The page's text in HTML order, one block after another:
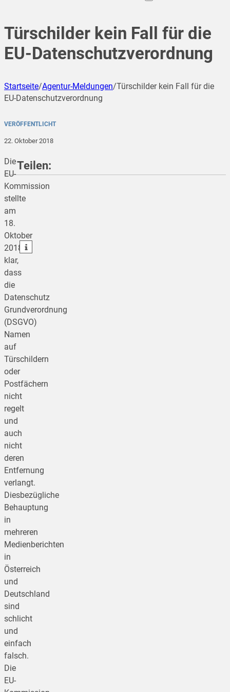
Türschilder kein Fall für die
EU-Datenschutzverordnung
Startseite/Agentur-Meldungen/Türschilder kein Fall für die
EU-Datenschutzverordnung
VERÖFFENTLICHT
22. Oktober 2018
Die
EU-
Kommission
stellte
am
18.
Oktober
2018
klar,
dass
die
Datenschutz
Grundverordnung
(DSGVO)
Namen
auf
Türschildern
oder
Postfächern
nicht
regelt
und
auch
nicht
deren
Entfernung
verlangt.
Diesbezügliche
Behauptung
in
mehreren
Medienberichten
in
Österreich
und
Deutschland
sind
schlicht
und
einfach
falsch.
Die
EU-
Teilen:
teilen